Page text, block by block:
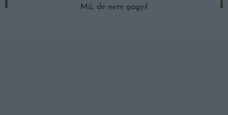
Mű, de nem gagyi!